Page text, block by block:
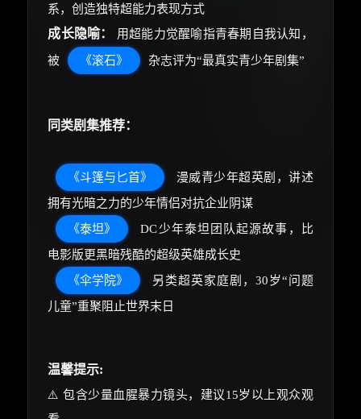
系，创造独特超能力表现方式
成长隐喻： 用超能力觉醒喻指青春期自我认知，
被 《滚石》 杂志评为“最真实青少年剧集”
同类剧集推荐：
《斗篷与匕首》
漫威青少年超英剧，讲述
拥有光暗之力的少年情侣对抗企业阴谋
《泰坦》
DC少年泰坦团队起源故事，比
电影版更黑暗残酷的超级英雄成长史
《伞学院》
另类超英家庭剧，30岁“问题
儿童”重聚阻止世界末日
温馨提示:
⚠️ 包含少量血腥暴力镜头，建议15岁以上观众观